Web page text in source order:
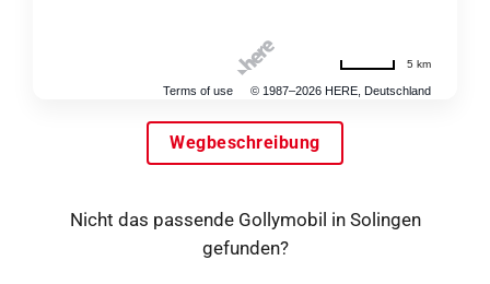
Terms of use © 1987–2026 HERE, Deutschland
5 km
Wegbeschreibung
Nicht das passende Gollymobil in Solingen
gefunden?